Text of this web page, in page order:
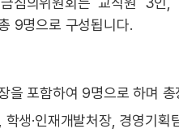
9명으로 구성됩니다.
을 포함하여 9명으로 하며
생·인재개발처장, 경영기획